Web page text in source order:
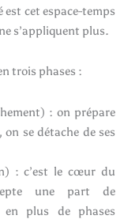
cet espace-temps
s’appliquent plus.
trois phases :
: on prépare
se détache de ses
: c’est le cœur du
une part de
plus de phases